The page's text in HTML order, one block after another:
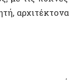
επαγγελμάτων
αρχιτεκτονική
την πόλη
εσείς